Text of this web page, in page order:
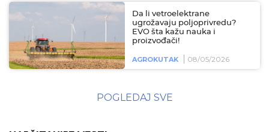
Da li vetroelektrane
ugrožavaju poljoprivredu?
EVO šta kažu nauka i
proizvođači!
AGROKUTAK 08/05/2026
POGLEDAJ SVE